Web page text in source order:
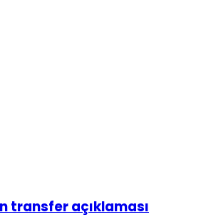
transfer açıklaması